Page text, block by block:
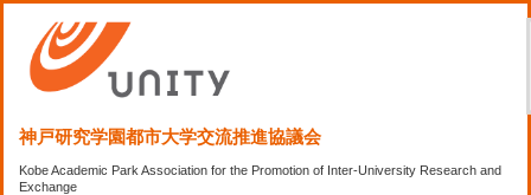
神戸研究学園都市大学交流推進協議会
Kobe Academic Park Association for the Promotion of Inter-University Research and
Exchange